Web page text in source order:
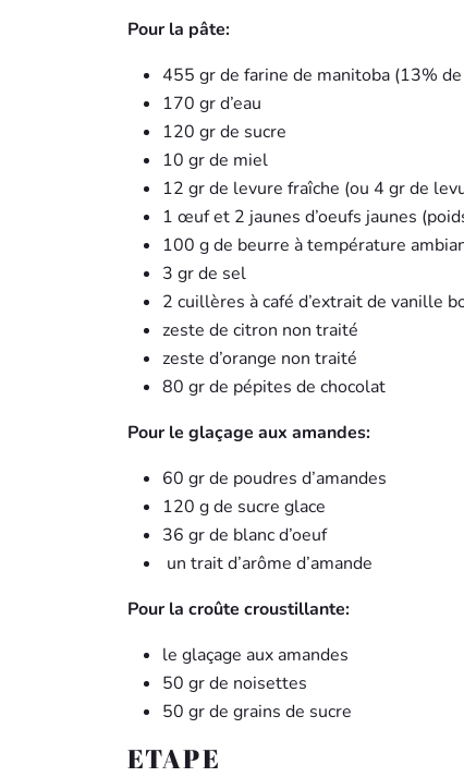
Pour la pâte:
455 gr de farine de manitoba (13%
170 gr d’eau
120 gr de sucre
10 gr de miel
12 gr de levure fraîche (ou 4 gr de
1 œuf et 2 jaunes d’oeufs jaunes
100 g de beurre à température
3 gr de sel
2 cuillères à café d’extrait de vanille
zeste de citron non traité
zeste d’orange non traité
80 gr de pépites de chocolat
Pour le glaçage aux amandes:
60 gr de poudres d’amandes
120 g de sucre glace
36 gr de blanc d’oeuf
un trait d’arôme d’amande
Pour la croûte croustillante:
le glaçage aux amandes
50 gr de noisettes
50 gr de grains de sucre
ETAPE